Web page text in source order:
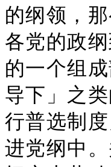
的纲领，
各党的政
的一个组
导下」之
行普选制
进党纲中